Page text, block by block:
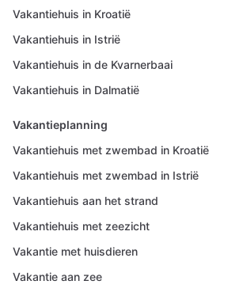
Vakantiehuis in Kroatië
Vakantiehuis in Istrië
Vakantiehuis in de Kvarnerbaai
Vakantiehuis in Dalmatië
Vakantieplanning
Vakantiehuis met zwembad in Kroatië
Vakantiehuis met zwembad in Istrië
Vakantiehuis aan het strand
Vakantiehuis met zeezicht
Vakantie met huisdieren
Vakantie aan zee